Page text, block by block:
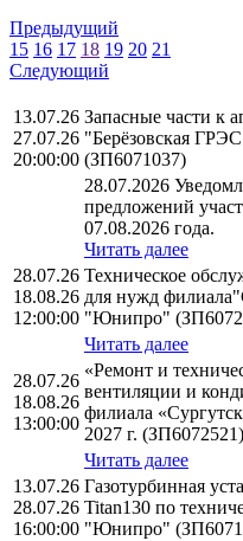
Предыдущий
15 16 17 18 19 20 21
Следующий
13.07.26
27.07.26
20:00:00
Запасные части к
"Берёзовская
(ЗП6071037)
28.07.2026
предложений
07.08.2026 года.
Читать далее
28.07.26
18.08.26
12:00:00
Техническое
для нужд
"Юнипро"
Читать далее
28.07.26
18.08.26
13:00:00
«Ремонт и
вентиляции и
филиала
2027 г. (ЗП6072521)
Читать далее
13.07.26
28.07.26
16:00:00
Газотурбинная
Titan130 по
"Юнипро"